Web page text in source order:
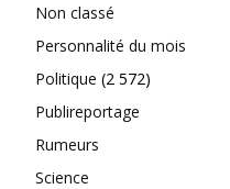
Non classé
Personnalité du mois
Politique (2 572)
Publireportage
Rumeurs
Science